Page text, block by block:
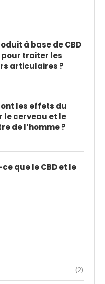
à base de CBD
traiter les
articulaires ?
les effets du
le cerveau et le
de l’homme ?
que le CBD et le
(2)